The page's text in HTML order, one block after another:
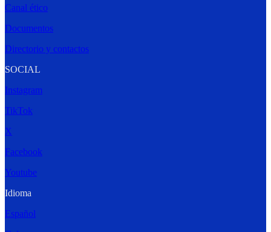
Canal ético
Documentos
Directorio y contactos
SOCIAL
Instagram
TikTok
X
Facebook
Youtube
Idioma
Español